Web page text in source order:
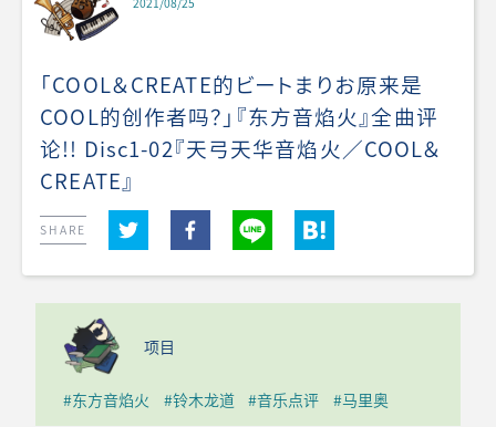
「COOL＆CREATE的ビートまりお原来是
COOL的创作者吗？」『东方音焰火』全曲评
论!! Disc1-02『天弓天华音焰火／COOL＆
CREATE』
SHARE
项目
#东方音焰火 #铃木龙道 #音乐点评 #马里奥